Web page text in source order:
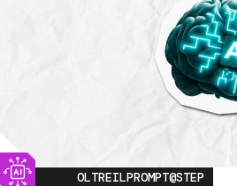
Image
OLTREILPROMPT@STEP